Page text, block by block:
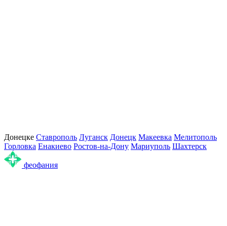
Донецке Ставрополь Луганск Донецк Макеевка Мелитополь
Горловка Енакиево Ростов-на-Дону Мариуполь Шахтерск
феофания